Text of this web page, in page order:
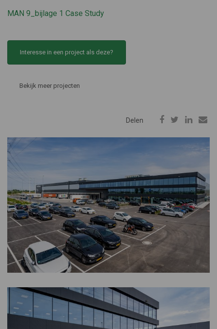
MAN 9_bijlage 1 Case Study
Interesse in een project als deze?
Bekijk meer projecten
Delen